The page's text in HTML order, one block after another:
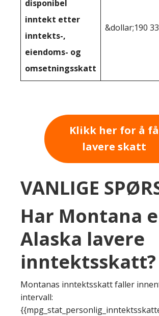
disponibel
inntekt etter
inntekts-,
eiendoms- og
omsetningsskatt
&dollar;190
Klikk her for å få
lavere skatt
VANLIGE
Har Montana
Alaska lavere
inntektsskatt?
Montanas inntektsskatt faller
intervall: